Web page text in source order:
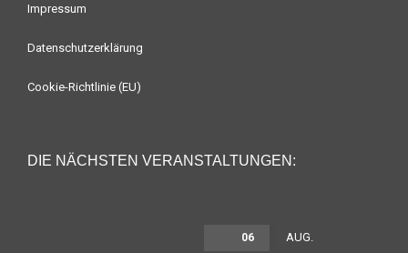
Impressum
Datenschutzerklärung
Cookie-Richtlinie (EU)
DIE NÄCHSTEN VERANSTALTUNGEN:
06 AUG.